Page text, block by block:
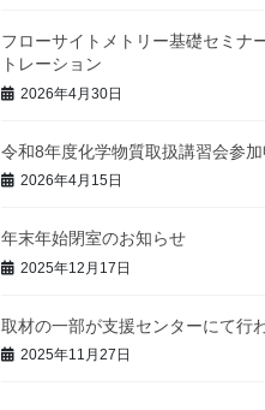
フローサイトメトリー基礎セミナ
トレーション
2026年4月30日
令和8年度化学物質取扱講習会参
2026年4月15日
年末年始閉室のお知らせ
2025年12月17日
取材の一部が支援センターにて行
2025年11月27日